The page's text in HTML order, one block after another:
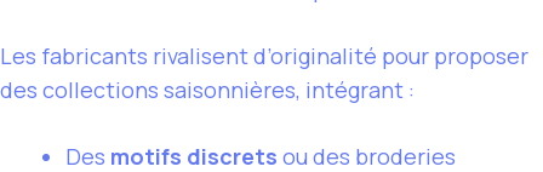
Les fabricants rivalisent d’originalité pour proposer
des collections saisonnières, intégrant :
Des motifs discrets ou des broderies